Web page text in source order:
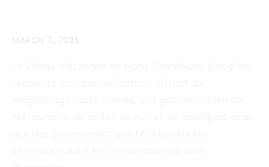
MARCH 7, 2025